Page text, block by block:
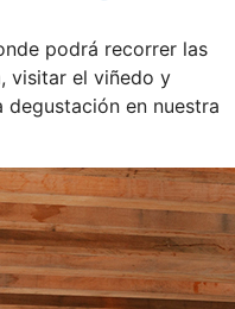
podrá recorrer las
visitar el viñedo y
en nuestra